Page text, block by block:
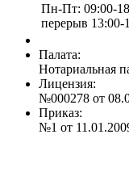
Пн-Пт: 09:00-
перерыв 13:00-
Палата:
Нотариальная
Лицензия:
№000278 от
Приказ:
№1 от